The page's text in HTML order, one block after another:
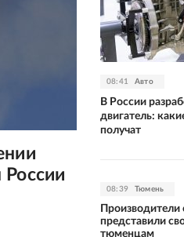
08:41 Авто
В России
двигатель:
получат
08:39 Тюмень
Производители
представили
тюменцам